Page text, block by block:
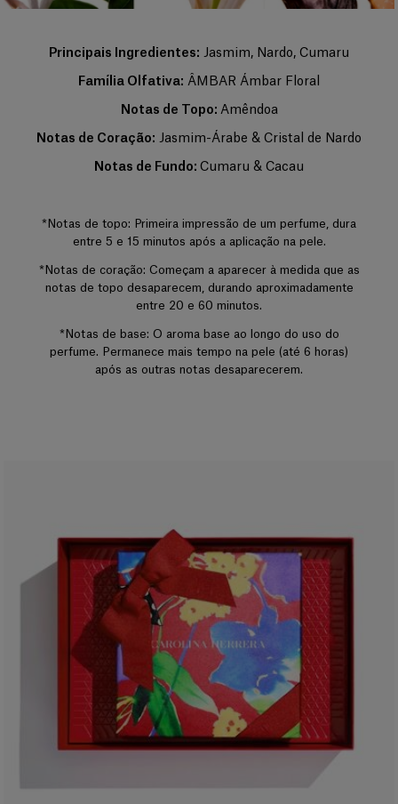
40% em uma solução de álcool extrafino a 96%. Sua duração é superior
especiais, especialmente à noite. As notas de fundo predominam na
sua intensidade, profundidade e longa duração. Bastam algumas gotas
aplicadas diretamente sobre a pele, de preferência nos pontos de
pulsação, para revelar todo o rastro e a intensidade da fragrância.
Principais Ingredientes: Jasmim, Nardo, Cumaru
Família Olfativa: ÂMBAR Ámbar Floral
Notas de Topo: Amêndoa
Notas de Coração: Jasmim-Árabe & Cristal de Nardo
Notas de Fundo: Cumaru & Cacau
*Notas de topo: Primeira impressão de um perfume, dura
entre 5 e 15 minutos após a aplicação na pele.
*Notas de coração: Começam a aparecer à medida que as
notas de topo desaparecem, durando aproximadamente
entre 20 e 60 minutos.
*Notas de base: O aroma base ao longo do uso do
perfume. Permanece mais tempo na pele (até 6 horas)
após as outras notas desaparecerem.